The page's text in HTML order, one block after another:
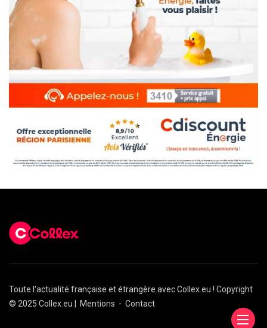
Toute l'actualité française et étrangère avec Collex.eu ! Copyright
© 2025 Collex.eu |
Mentions - Contact